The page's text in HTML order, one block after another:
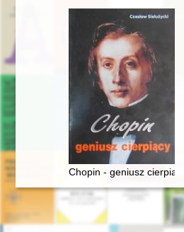
Chopin - geniusz cierpiący